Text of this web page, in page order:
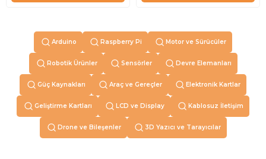
Arduino Raspberry Pi Motor ve Sürücüler
Robotik Ürünler Sensörler Devre Elemanları
Güç Kaynakları Araç ve Gereçler Elektronik Kartlar
Geliştirme Kartları LCD ve Display Kablosuz İletişim
Drone ve Bileşenler 3D Yazıcı ve Tarayıcılar